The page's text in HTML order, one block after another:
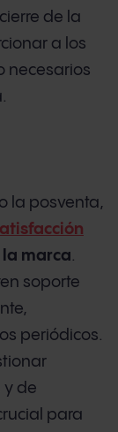
de la
a los
necesarios
la posventa,
marca.
soporte
periódicos.
y de
para